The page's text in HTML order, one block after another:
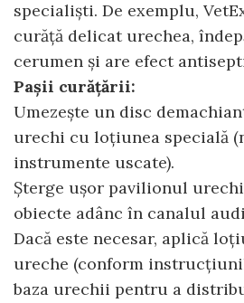
specialiști. De exemplu,
curăță delicat urechea,
cerumen și are efect
Pașii curățării:
Umezește un disc
urechi cu loțiunea specială
instrumente uscate).
Șterge ușor pavilionul
obiecte adânc în canalul
Dacă este necesar, aplică
ureche (conform
baza urechii pentru a